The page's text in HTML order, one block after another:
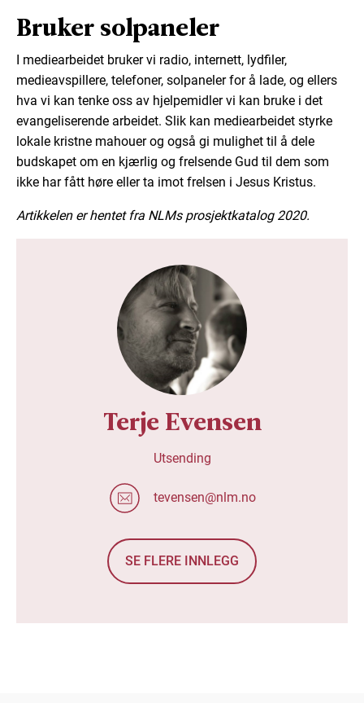
Bruker solpaneler
I mediearbeidet bruker vi radio, internett, lydfiler,
medieavspillere, telefoner, solpaneler for å lade, og ellers
hva vi kan tenke oss av hjelpemidler vi kan bruke i det
evangeliserende arbeidet. Slik kan mediearbeidet styrke
lokale kristne mahouer og også gi mulighet til å dele
budskapet om en kjærlig og frelsende Gud til dem som
ikke har fått høre eller ta imot frelsen i Jesus Kristus.
Artikkelen er hentet fra NLMs prosjektkatalog 2020.
Terje Evensen
Utsending
tevensen@nlm.no
SE FLERE INNLEGG